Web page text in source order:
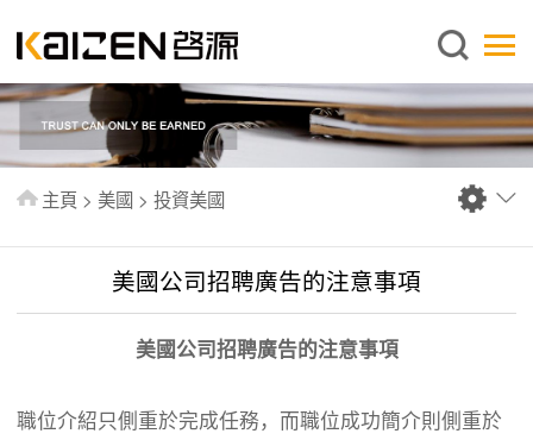
繁體中文
關於啓源
服務範圍
出版刊物
常見問題
聯絡我們
主頁 > 美國 > 投資美國
美國公司招聘廣告的注意事項
美國公司招聘廣告的注意事項
職位介紹只側重於完成任務，而職位成功簡介則側重於